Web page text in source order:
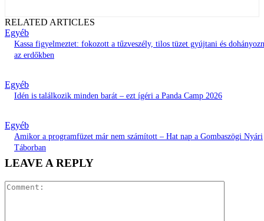
RELATED ARTICLES
Egyéb
Kassa figyelmeztet: fokozott a tűzveszély, tilos tüzet gyújtani és
az erdőkben
Egyéb
Idén is találkozik minden barát – ezt ígéri a Panda Camp 2026
Egyéb
Amikor a programfüzet már nem számított – Hat nap a Gombaszögi Nyári
Táborban
LEAVE A REPLY